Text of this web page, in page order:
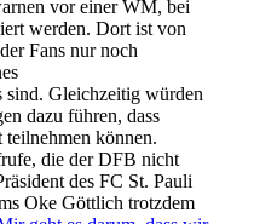
vor einer WM, bei
werden. Dort ist von
Fans nur noch
sind. Gleichzeitig würden
dazu führen, dass
teilnehmen können.
die der DFB nicht
des FC St. Pauli
Oke Göttlich trotzdem